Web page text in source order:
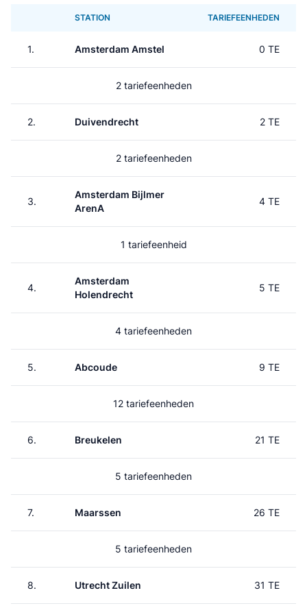
STATION TARIEFEENHEDEN
1. Amsterdam Amstel 0 TE
2 tariefeenheden
2. Duivendrecht 2 TE
2 tariefeenheden
3.
Amsterdam Bijlmer
ArenA
4 TE
1 tariefeenheid
4.
Amsterdam
Holendrecht
5 TE
4 tariefeenheden
5. Abcoude 9 TE
12 tariefeenheden
6. Breukelen 21 TE
5 tariefeenheden
7. Maarssen 26 TE
5 tariefeenheden
8. Utrecht Zuilen 31 TE